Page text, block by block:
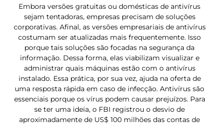
Embora versões gratuitas ou domésticas de antivírus
sejam tentadoras, empresas precisam de soluções
corporativas. Afinal, as versões empresariais de antivírus
costumam ser atualizadas mais frequentemente. Isso
porque tais soluções são focadas na segurança da
informação. Dessa forma, elas viabilizam visualizar e
administrar quais máquinas estão com o antivírus
instalado. Essa prática, por sua vez, ajuda na oferta de
uma resposta rápida em caso de infecção. Antivírus são
essenciais porque os vírus podem causar prejuízos. Para
se ter uma ideia, o FBI registrou o desvio de
aproximadamente de US$ 100 milhões das contas de